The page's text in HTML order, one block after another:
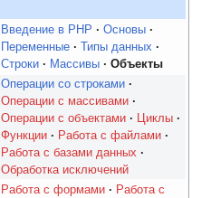
Введение в PHP
Основы
Переменные
Типы данных
Строки
Массивы Объекты
Операции со строками
Операции с массивами
Операции с объектами
Циклы
Функции
Работа с файлами
Работа с базами данных
Обработка исключений
Работа с формами
Работа с